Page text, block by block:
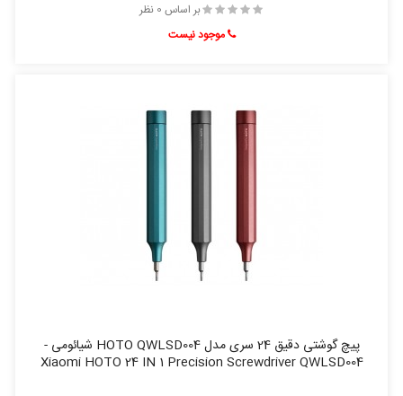
بر اساس 0 نظر
موجود نیست
پیچ گوشتی دقیق 24 سری مدل HOTO QWLSD004 شیائومی -
Xiaomi HOTO 24 IN 1 Precision Screwdriver QWLSD004